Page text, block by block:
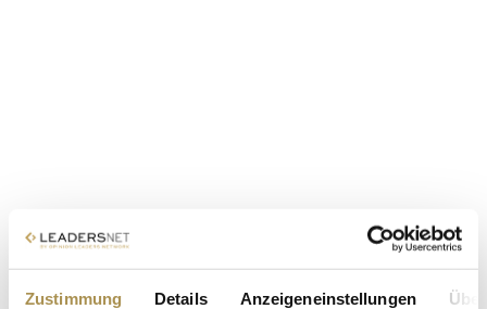
Zustimmung Details Anzeigeneinstellungen